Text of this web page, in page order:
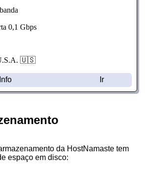
0,1 Gbps
🇺🇸
Info Ir
da HostNamaste tem
espaço em disco: